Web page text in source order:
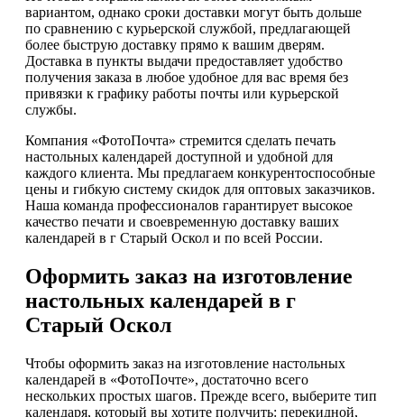
вариантом, однако сроки доставки могут быть дольше
по сравнению с курьерской службой, предлагающей
более быструю доставку прямо к вашим дверям.
Доставка в пункты выдачи предоставляет удобство
получения заказа в любое удобное для вас время без
привязки к графику работы почты или курьерской
службы.
Компания «ФотоПочта» стремится сделать печать
настольных календарей доступной и удобной для
каждого клиента. Мы предлагаем конкурентоспособные
цены и гибкую систему скидок для оптовых заказчиков.
Наша команда профессионалов гарантирует высокое
качество печати и своевременную доставку ваших
календарей в г Старый Оскол и по всей России.
Оформить заказ на изготовление
настольных календарей в г
Старый Оскол
Чтобы оформить заказ на изготовление настольных
календарей в «ФотоПочте», достаточно всего
нескольких простых шагов. Прежде всего, выберите тип
календаря, который вы хотите получить: перекидной,